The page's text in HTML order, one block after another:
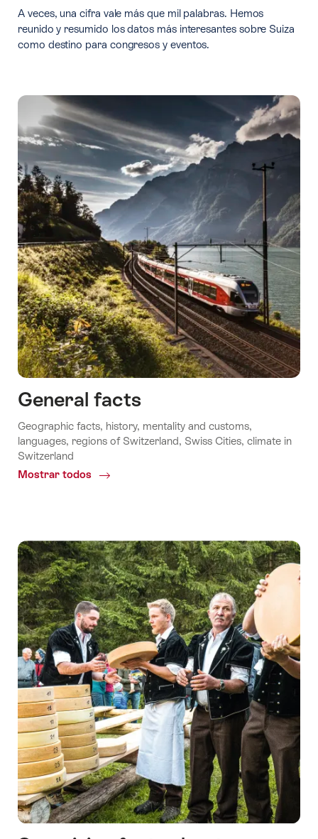
A veces, una cifra vale más que mil palabras. Hemos
reunido y resumido los datos más interesantes sobre Suiza
como destino para congresos y eventos.
General facts
Geographic facts, history, mentality and customs,
languages, regions of Switzerland, Swiss Cities, climate in
Switzerland
Mostrar todos
Common.Of